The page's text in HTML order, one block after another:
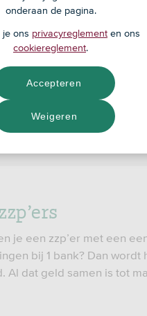
van de
binnen 7
Volksbank N.V. De
de Nederlandse
SNS of bij andere
van € 100.000 voor alle
je een zzp’er met een
bij 1 bank? Dan wordt
dat geld samen is tot
onderaan de pagina.
je ons privacyreglement en ons
cookiereglement.
Weigeren
Accepteren